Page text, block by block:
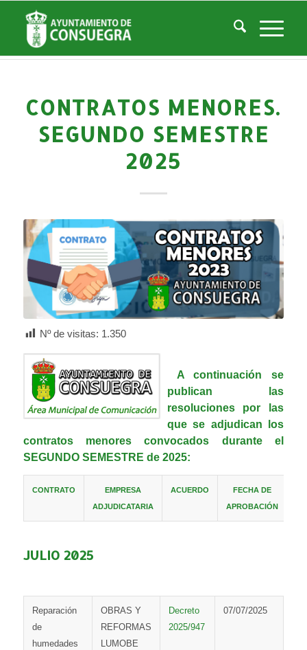
Noticias
Usted está aquí: Inicio / Noticias
Perfil del Contratante / Contratos Menores. Segundo Semestre 2025
CONTRATOS MENORES.
SEGUNDO SEMESTRE
2025
Nº de visitas: 1.350
A continuación se
publican las
resoluciones por las
que se adjudican los
contratos menores convocados durante el
SEGUNDO SEMESTRE de 2025:
CONTRATO
EMPRESA
ADJUDICATARIA
ACUERDO
FECHA DE
APROBACIÓN
JULIO 2025
Reparación
de
humedades
OBRAS Y
REFORMAS
LUMOBE
Decreto
2025/947
07/07/2025